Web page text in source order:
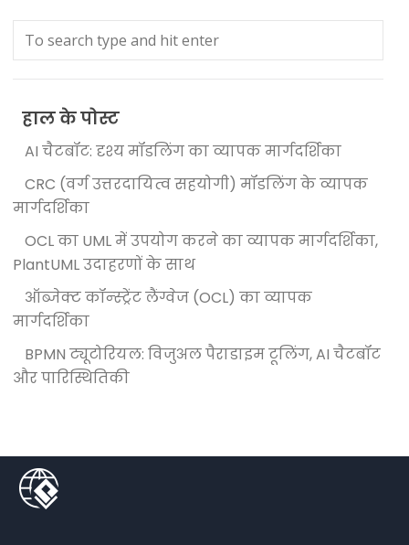
हाल के पोस्ट
AI चैटबॉट: दृश्य मॉडलिंग का व्यापक मार्गदर्शिका
CRC (वर्ग उत्तरदायित्व सहयोगी) मॉडलिंग के व्यापक
मार्गदर्शिका
OCL का UML में उपयोग करने का व्यापक मार्गदर्शिका,
PlantUML उदाहरणों के साथ
ऑब्जेक्ट कॉन्स्ट्रेंट लैंग्वेज (OCL) का व्यापक
मार्गदर्शिका
BPMN ट्यूटोरियल: विजुअल पैराडाइम टूलिंग, AI चैटबॉट
और पारिस्थितिकी